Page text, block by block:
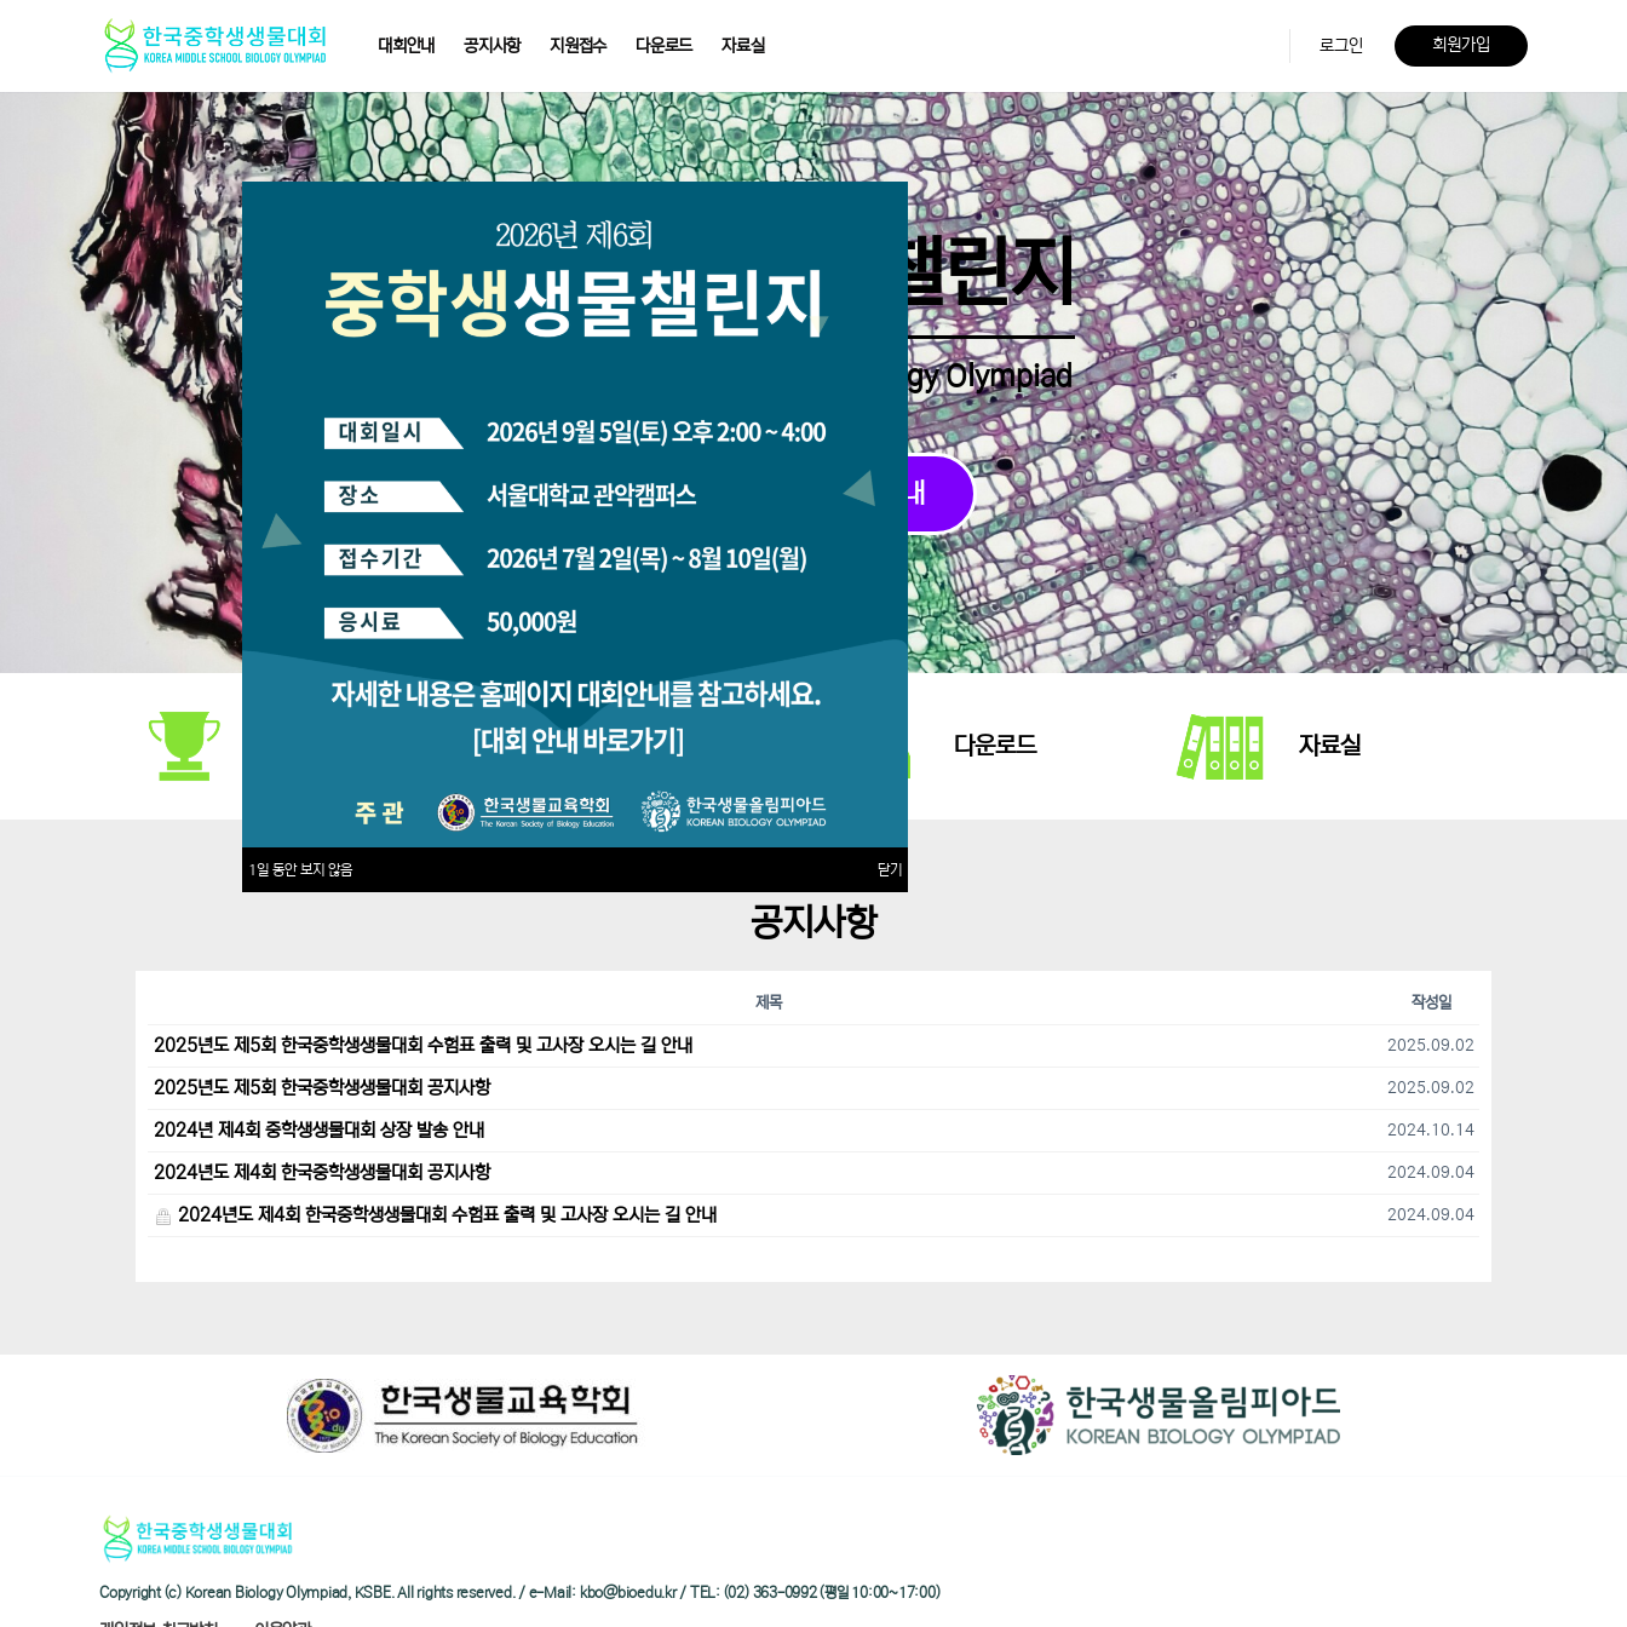
대회안내 공지사항 지원접수 다운로드 자료실 로그인 회원가입
중학생생물챌린지
Middle School Korea Biology Olympiad
2026 대회 접수 안내
지원접수 다운로드 자료실
공지사항
제목 작성일
2025년도 제5회 한국중학생생물대회 수험표 출력 및 고사장 오시는 길 안내 2025.09.02
2025년도 제5회 한국중학생생물대회 공지사항 2025.09.02
2024년 제4회 중학생생물대회 상장 발송 안내 2024.10.14
2024년도 제4회 한국중학생생물대회 공지사항 2024.09.04
2024년도 제4회 한국중학생생물대회 수험표 출력 및 고사장 오시는 길 안내 2024.09.04
Copyright (c) Korean Biology Olympiad, KSBE. All rights reserved. / e-Mail: kbo@bioedu.kr / TEL: (02) 363-0992 (평일 10:00~17:00)
1일 동안 보지 않음 닫기